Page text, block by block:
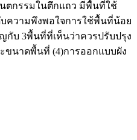
ตกรรมในตึกแถว มีพื้นที่ใช้
ความพึงพอใจการใช้พื้นที่น้อย
กับ 3พื้นที่ที่เห็นว่าควรปรับปรุง
ขนาดพื้นที่ (4)การออกแบบผัง